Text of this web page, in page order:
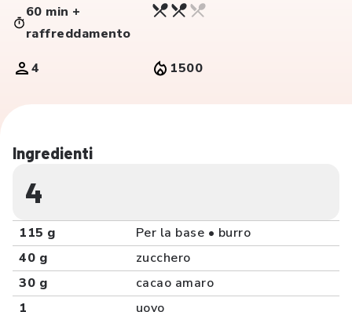
60 min +
raffreddamento
4
1500
Ingredienti
4
115 g
Per la base • burro
40 g
zucchero
30 g
cacao amaro
1
uovo